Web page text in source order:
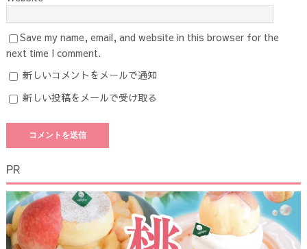
Save my name, email, and website in this browser for the
next time I comment.
新しいコメントをメールで通知
新しい投稿をメールで受け取る
PR